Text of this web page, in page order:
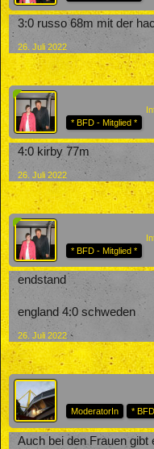
3:0 russo 68m mit der
26. Juli 2022
* BFD - Mitglied *
4:0 kirby 77m
26. Juli 2022
* BFD - Mitglied *
endstand
england 4:0 schweden
26. Juli 2022
ModeratorIn
*
Auch bei den Frauen gibt